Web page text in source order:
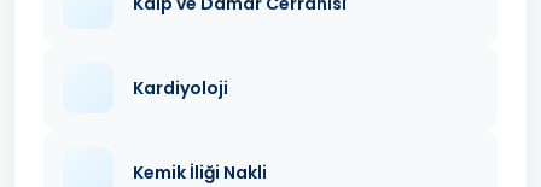
Kardiyoloji
Kemik İliği Nakli